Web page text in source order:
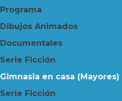
Programa
Dibujos Animados
Documentales
Serie Ficción
Gimnasia en casa (Mayores)
Serie Ficción